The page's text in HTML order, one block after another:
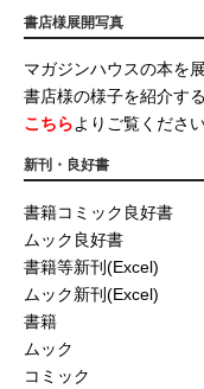
書店様展開写真
マガジンハウスの本を
書店様の様子を紹介す
こちらよりご覧ください
新刊・良好書
書籍コミック良好書
ムック良好書
書籍等新刊(Excel)
ムック新刊(Excel)
書籍
ムック
コミック